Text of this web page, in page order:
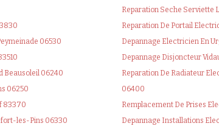
06530
Beausoleil 06240
06250
83370
les-Pins 06330
Reparation Seche Serviette
Reparation De Portail
Depannage Electricien En
Depannage Disjoncteur
Reparation De Radiateur
06400
Remplacement De Prises
Depannage Installations